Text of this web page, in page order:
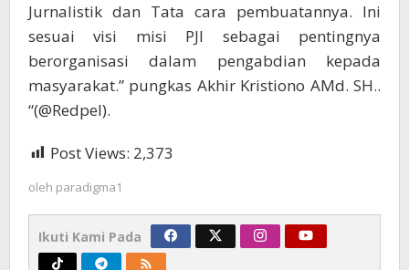
Jurnalistik dan Tata cara pembuatannya. Ini
sesuai visi misi PJI sebagai pentingnya
berorganisasi dalam pengabdian kepada
masyarakat.” pungkas Akhir Kristiono AMd. SH..
“(@Redpel).
Post Views: 2,373
oleh paradigma1
Ikuti Kami Pada